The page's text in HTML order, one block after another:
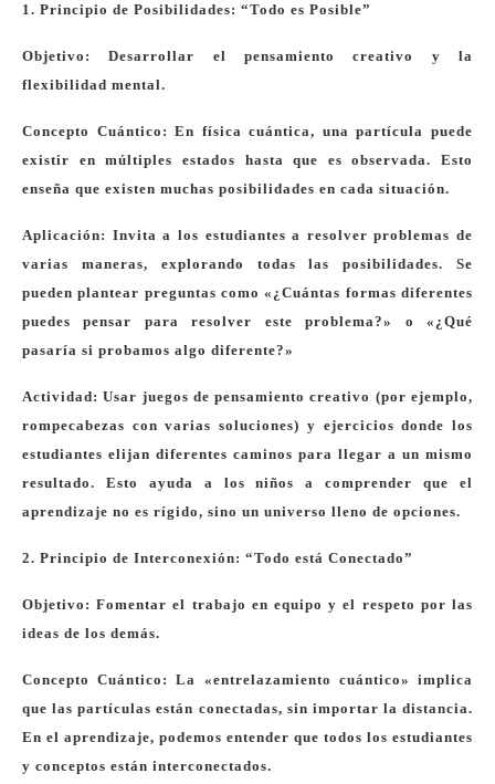
1. Principio de Posibilidades: “Todo es Posible”
Objetivo: Desarrollar el pensamiento creativo y la
flexibilidad mental.
Concepto Cuántico: En física cuántica, una partícula puede
existir en múltiples estados hasta que es observada. Esto
enseña que existen muchas posibilidades en cada situación.
Aplicación: Invita a los estudiantes a resolver problemas de
varias maneras, explorando todas las posibilidades. Se
pueden plantear preguntas como «¿Cuántas formas diferentes
puedes pensar para resolver este problema?» o «¿Qué
pasaría si probamos algo diferente?»
Actividad: Usar juegos de pensamiento creativo (por ejemplo,
rompecabezas con varias soluciones) y ejercicios donde los
estudiantes elijan diferentes caminos para llegar a un mismo
resultado. Esto ayuda a los niños a comprender que el
aprendizaje no es rígido, sino un universo lleno de opciones.
2. Principio de Interconexión: “Todo está Conectado”
Objetivo: Fomentar el trabajo en equipo y el respeto por las
ideas de los demás.
Concepto Cuántico: La «entrelazamiento cuántico» implica
que las partículas están conectadas, sin importar la distancia.
En el aprendizaje, podemos entender que todos los estudiantes
y conceptos están interconectados.